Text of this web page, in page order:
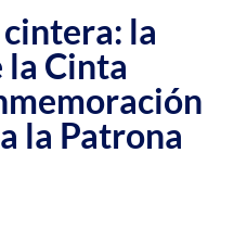
la
la Cinta
la Patrona